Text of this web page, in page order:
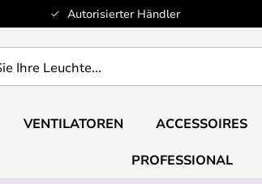
Autorisierter Händler
VENTILATOREN ACCESSOIRES
PROFESSIONAL